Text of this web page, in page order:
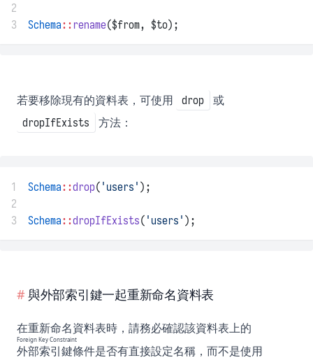
2
3
Schema:: rename($from, $to);
若要移除現有的資料表，可使用 drop 或
dropIfExists 方法：
1 Schema::drop( 'users' );
2
3
Schema::dropIfExists( 'users' );
與外部索引鍵一起重新命名資料表
在重新命名資料表時，請務必確認該資料表上的
外部索引鍵條件
Foreign Key Constraint
是否有直接設定名稱，而不是使用